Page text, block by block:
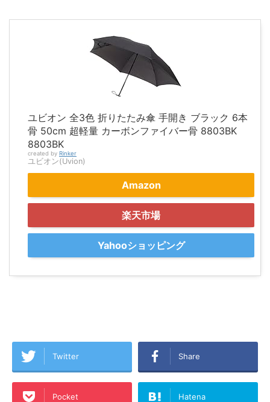
ユビオン 全3色 折りたたみ傘 手開き ブラック 6本
骨 50cm 超軽量 カーボンファイバー骨 8803BK
8803BK
created by Rinker
ユビオン(Uvion)
Amazon
楽天市場
Yahooショッピング
Twitter Share
Pocket Hatena